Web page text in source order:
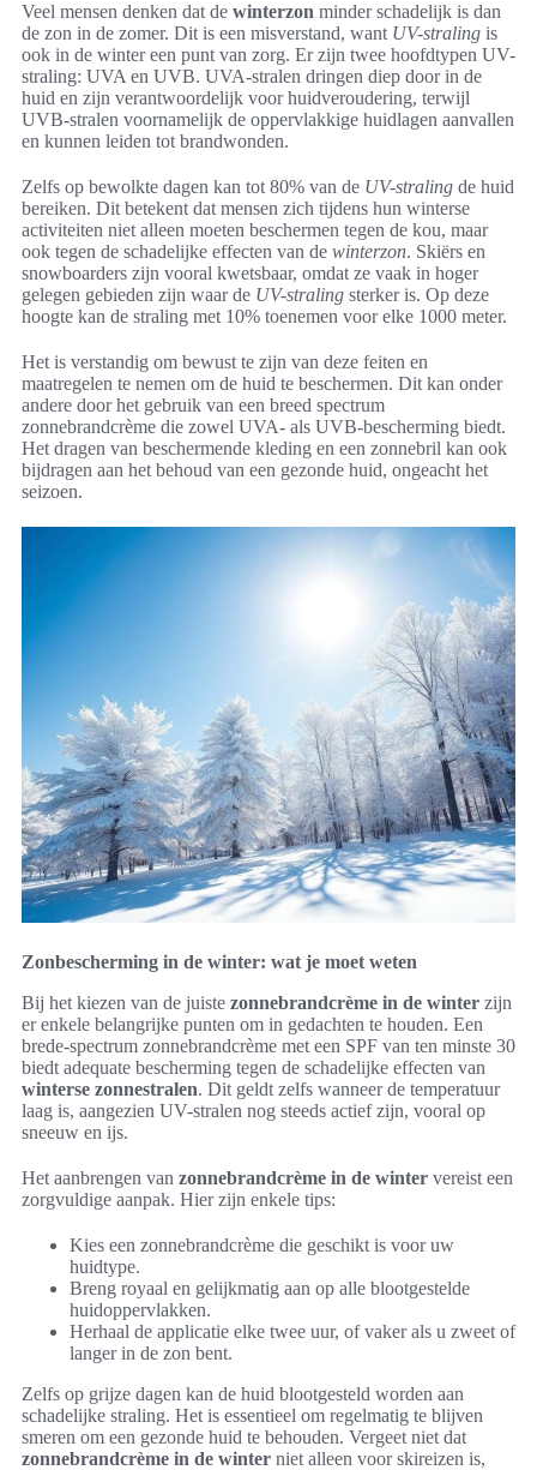
Veel mensen denken dat de winterzon minder schadelijk is dan
de zon in de zomer. Dit is een misverstand, want UV-straling is
ook in de winter een punt van zorg. Er zijn twee hoofdtypen UV-
straling: UVA en UVB. UVA-stralen dringen diep door in de
huid en zijn verantwoordelijk voor huidveroudering, terwijl
UVB-stralen voornamelijk de oppervlakkige huidlagen aanvallen
en kunnen leiden tot brandwonden.
Zelfs op bewolkte dagen kan tot 80% van de UV-straling de huid
bereiken. Dit betekent dat mensen zich tijdens hun winterse
activiteiten niet alleen moeten beschermen tegen de kou, maar
ook tegen de schadelijke effecten van de winterzon. Skiërs en
snowboarders zijn vooral kwetsbaar, omdat ze vaak in hoger
gelegen gebieden zijn waar de UV-straling sterker is. Op deze
hoogte kan de straling met 10% toenemen voor elke 1000 meter.
Het is verstandig om bewust te zijn van deze feiten en
maatregelen te nemen om de huid te beschermen. Dit kan onder
andere door het gebruik van een breed spectrum
zonnebrandcrème die zowel UVA- als UVB-bescherming biedt.
Het dragen van beschermende kleding en een zonnebril kan ook
bijdragen aan het behoud van een gezonde huid, ongeacht het
seizoen.
Zonbescherming in de winter: wat je moet weten
Bij het kiezen van de juiste zonnebrandcrème in de winter zijn
er enkele belangrijke punten om in gedachten te houden. Een
brede-spectrum zonnebrandcrème met een SPF van ten minste 30
biedt adequate bescherming tegen de schadelijke effecten van
winterse zonnestralen. Dit geldt zelfs wanneer de temperatuur
laag is, aangezien UV-stralen nog steeds actief zijn, vooral op
sneeuw en ijs.
Het aanbrengen van zonnebrandcrème in de winter vereist een
zorgvuldige aanpak. Hier zijn enkele tips:
Kies een zonnebrandcrème die geschikt is voor uw
huidtype.
Breng royaal en gelijkmatig aan op alle blootgestelde
huidoppervlakken.
Herhaal de applicatie elke twee uur, of vaker als u zweet of
langer in de zon bent.
Zelfs op grijze dagen kan de huid blootgesteld worden aan
schadelijke straling. Het is essentieel om regelmatig te blijven
smeren om een gezonde huid te behouden. Vergeet niet dat
zonnebrandcrème in de winter niet alleen voor skireizen is,